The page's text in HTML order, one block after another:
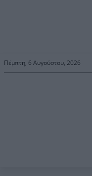
Πέμπτη, 6 Αυγούστου, 2026